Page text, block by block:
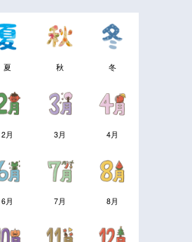
夏 秋 冬
2月 3月 4月
6月 7月 8月